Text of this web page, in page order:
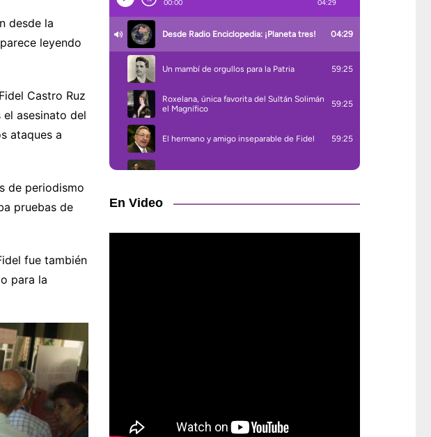
desde la
leyendo
Castro Ruz
asesinato del
ataques a
de periodismo
pruebas de
fue también
para la
En Video